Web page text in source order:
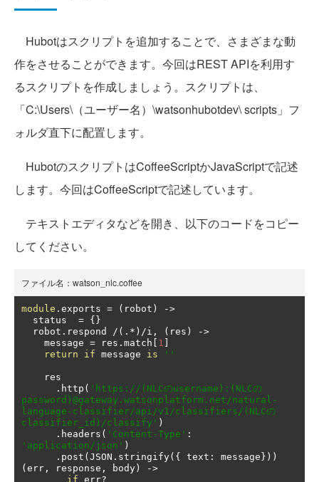
Hubotはスクリプトを追加することで、さまざまな動
作をさせることができます。今回はREST APIを利用す
るスクリプトを作成しましょう。スクリプトは、
「C:\Users\（ユーザー名）\watsonhubotdev\ scripts」フ
ォルダ直下に配置します。
HubotのスクリプトはCoffeeScriptかJavaScriptで記述
します。今回はCoffeeScriptで記述しています。
テキストエディタなどを開き、以下のコードをコピー
してください。
ファイル名：watson_nlc.coffee
module . exports = ( robot )
->
  status
= {}
  robot
. respond /(.*)/i , ( res )
->
    message
= res . match 1
return
if message is ''
. http ( 'https://(NLCのusername):(NLCの
password)@gateway.watsonplatform.net/natural-
language-classifier/api/v1/classifiers/(NLCの
classifier_id)/classify' )
. headers ( 'Content-Type' :
'application/json' )
. post ( JSON . stringify({ text : message }))
( err , response , body )
->
if err?